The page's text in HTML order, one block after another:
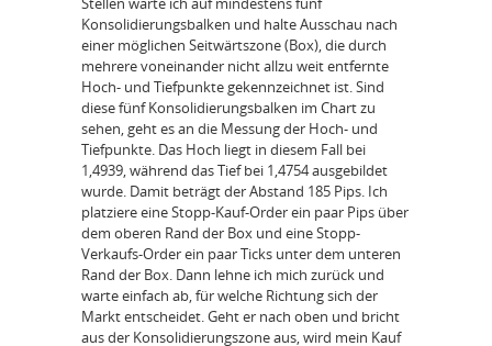
Konsolidierungsbalken und halte Ausschau nach
einer möglichen Seitwärtszone (Box), die durch
mehrere voneinander nicht allzu weit entfernte
Hoch- und Tiefpunkte gekennzeichnet ist. Sind
diese fünf Konsolidierungsbalken im Chart zu
sehen, geht es an die Messung der Hoch- und
Tiefpunkte. Das Hoch liegt in diesem Fall bei
1,4939, während das Tief bei 1,4754 ausgebildet
wurde. Damit beträgt der Abstand 185 Pips. Ich
platziere eine Stopp-Kauf-Order ein paar Pips über
dem oberen Rand der Box und eine Stopp-
Verkaufs-Order ein paar Ticks unter dem unteren
Rand der Box. Dann lehne ich mich zurück und
warte einfach ab, für welche Richtung sich der
Markt entscheidet. Geht er nach oben und bricht
aus der Konsolidierungszone aus, wird mein Kauf